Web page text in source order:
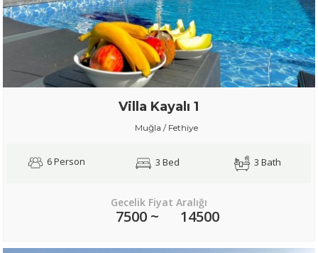
Villa Kayalı 1
Muğla / Fethiye
6 Person 3 Bed 3 Bath
Gecelik Fiyat Aralığı
7500 ~ 14500